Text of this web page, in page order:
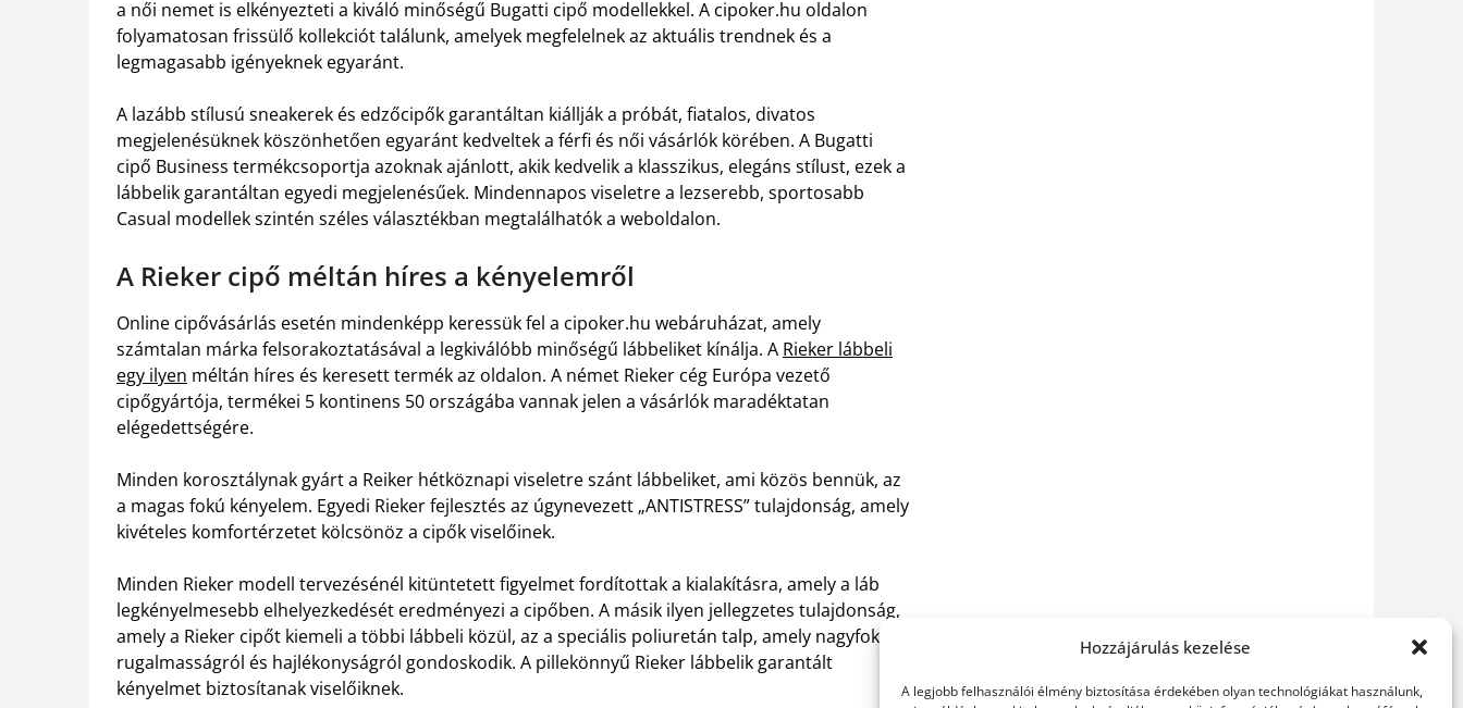
Hozzájárulás kezelése
A legjobb felhasználói élmény biztosítása érdekében olyan technológiákat használunk,
a női nemet is elkényezteti a kiváló minőségű Bugatti cipő modellekkel. A cipoker.hu oldalon
folyamatosan frissülő kollekciót találunk, amelyek megfelelnek az aktuális trendnek és a
legmagasabb igényeknek egyaránt.
A lazább stílusú sneakerek és edzőcipők garantáltan kiállják a próbát, fiatalos, divatos
megjelenésüknek köszönhetően egyaránt kedveltek a férfi és női vásárlók körében. A Bugatti
cipő Business termékcsoportja azoknak ajánlott, akik kedvelik a klasszikus, elegáns stílust, ezek a
lábbelik garantáltan egyedi megjelenésűek. Mindennapos viseletre a lezserebb, sportosabb
Casual modellek szintén széles választékban megtalálhatók a weboldalon.
A Rieker cipő méltán híres a kényelemről
Online cipővásárlás esetén mindenképp keressük fel a cipoker.hu webáruházat, amely
számtalan márka felsorakoztatásával a legkiválóbb minőségű lábbeliket kínálja. A Rieker lábbeli
egy ilyen méltán híres és keresett termék az oldalon. A német Rieker cég Európa vezető
cipőgyártója, termékei 5 kontinens 50 országába vannak jelen a vásárlók maradéktatan
elégedettségére.
Minden korosztálynak gyárt a Reiker hétköznapi viseletre szánt lábbeliket, ami közös bennük, az
a magas fokú kényelem. Egyedi Rieker fejlesztés az úgynevezett „ANTISTRESS” tulajdonság, amely
kivételes komfortérzetet kölcsönöz a cipők viselőinek.
Minden Rieker modell tervezésénél kitüntetett figyelmet fordítottak a kialakításra, amely a láb
legkényelmesebb elhelyezkedését eredményezi a cipőben. A másik ilyen jellegzetes tulajdonság,
amely a Rieker cipőt kiemeli a többi lábbeli közül, az a speciális poliuretán talp, amely nagyfokú
rugalmasságról és hajlékonyságról gondoskodik. A pillekönnyű Rieker lábbelik garantált
kényelmet biztosítanak viselőiknek.